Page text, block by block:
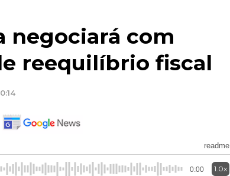
negociará com
reequilíbrio fiscal
readme
0:00 1.0x